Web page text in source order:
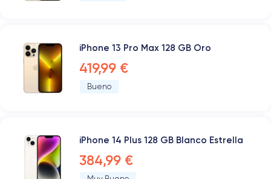
iPhone 13 Pro Max 128 GB Oro
419,99 €
Bueno
iPhone 14 Plus 128 GB Blanco Estrella
384,99 €